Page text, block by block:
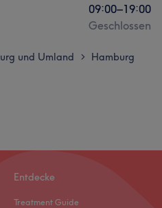
09:00–19:00
Geschlossen
und Umland > Hamburg
Entdecke
Treatment Guide